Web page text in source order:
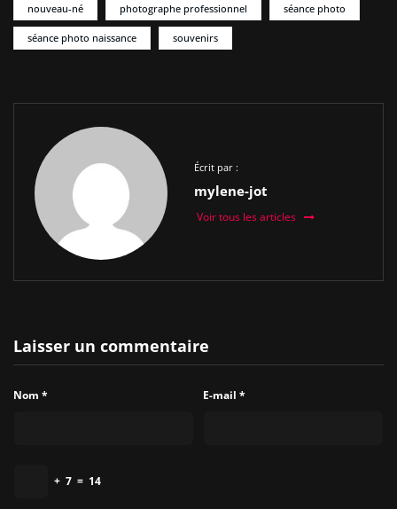
nouveau-né photographe professionnel séance photo
séance photo naissance souvenirs
Écrit par :
mylene-jot
Voir tous les articles
Laisser un commentaire
Nom * E-mail *
+ 7 = 14